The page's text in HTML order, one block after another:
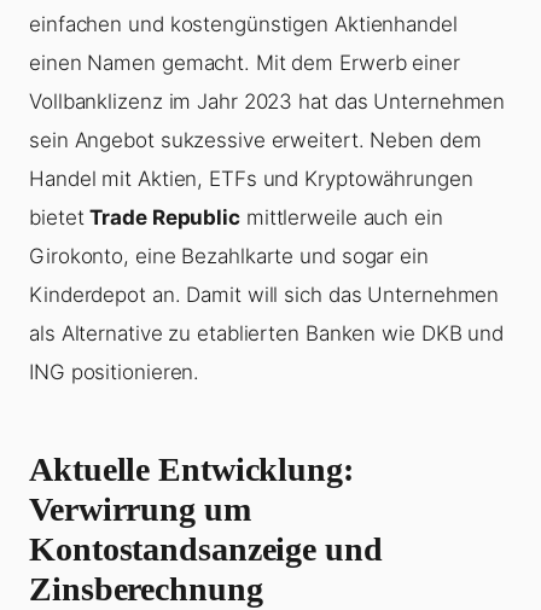
einfachen und kostengünstigen Aktienhandel
einen Namen gemacht. Mit dem Erwerb einer
Vollbanklizenz im Jahr 2023 hat das Unternehmen
sein Angebot sukzessive erweitert. Neben dem
Handel mit Aktien, ETFs und Kryptowährungen
bietetTrade Republicmittlerweile auch ein
Girokonto, eine Bezahlkarte und sogar ein
Kinderdepot an. Damit will sich das Unternehmen
als Alternative zu etablierten Banken wie DKB und
ING positionieren.
Aktuelle Entwicklung:
Verwirrung um
Kontostandsanzeige und
Zinsberechnung